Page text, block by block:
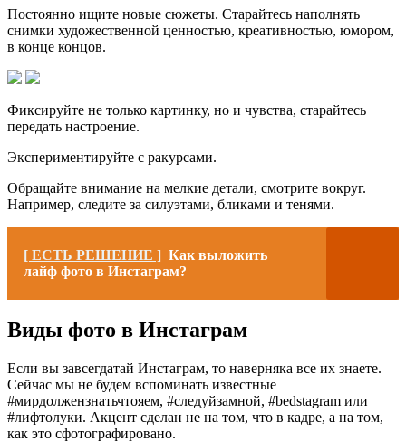
Постоянно ищите новые сюжеты. Старайтесь наполнять
снимки художественной ценностью, креативностью, юмором,
в конце концов.
Фиксируйте не только картинку, но и чувства, старайтесь
передать настроение.
Экспериментируйте с ракурсами.
Обращайте внимание на мелкие детали, смотрите вокруг.
Например, следите за силуэтами, бликами и тенями.
[ ЕСТЬ РЕШЕНИЕ ] Как выложить
лайф фото в Инстаграм?
Виды фото в Инстаграм
Если вы завсегдатай Инстаграм, то наверняка все их знаете.
Сейчас мы не будем вспоминать известные
#мирдолжензнатьчтояем, #следуйзамной, #bedstagram или
#лифтолуки. Акцент сделан не на том, что в кадре, а на том,
как это сфотографировано.